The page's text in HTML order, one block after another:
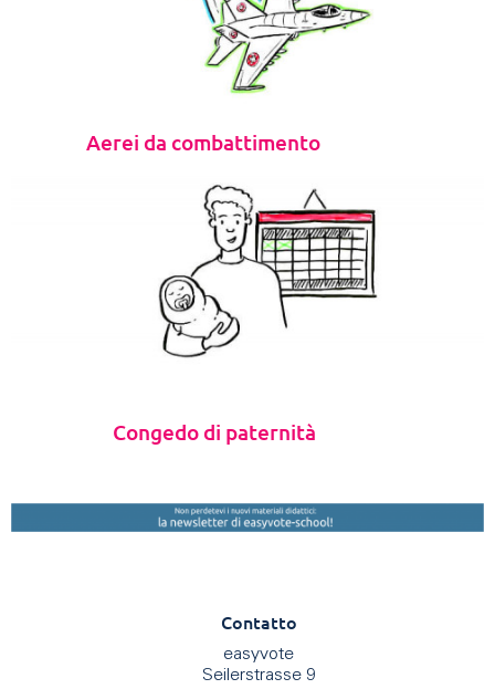
Aerei da combattimento
Congedo di paternità
Contatto
easyvote
Seilerstrasse 9